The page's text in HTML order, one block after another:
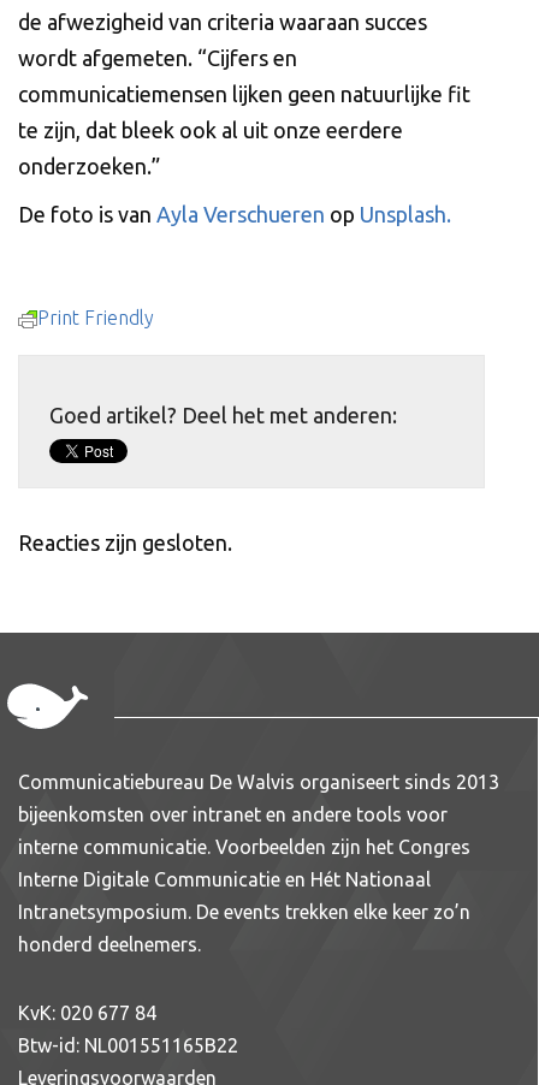
de afwezigheid van criteria waaraan succes
wordt afgemeten. “Cijfers en
communicatiemensen lijken geen natuurlijke fit
te zijn, dat bleek ook al uit onze eerdere
onderzoeken.”
De foto is van Ayla Verschueren op Unsplash.
Print Friendly
Goed artikel? Deel het met anderen:
Reacties zijn gesloten.
Communicatiebureau De Walvis organiseert sinds 2013
bijeenkomsten over intranet en andere tools voor
interne communicatie. Voorbeelden zijn het Congres
Interne Digitale Communicatie en Hét Nationaal
Intranetsymposium. De events trekken elke keer zo’n
honderd deelnemers.
KvK: 020 677 84
Btw-id: NL001551165B22
Leveringsvoorwaarden